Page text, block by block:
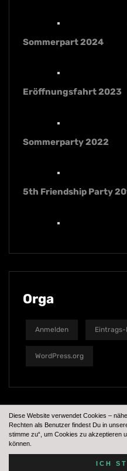
Diese Website verwendet Cookies –
Rechten als Benutzer findest Du in
stimme zu“, um Cookies zu akzeptieren
können.
ICH
Sommerpart 2024
Eröffnungsfahrt 2023
Sommerparty 2022
5th Friendship Party
Orga
Anmelden Eintrags-
WordPress.org